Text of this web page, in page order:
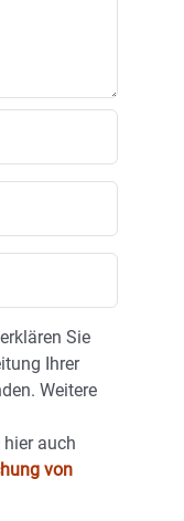
Sie
Ihrer
Weitere
hier auch
von